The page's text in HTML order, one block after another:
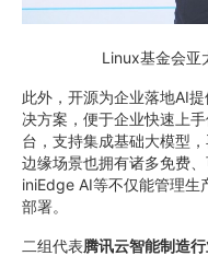
Linux基金会亚
此外，开源为企业落地AI
决方案，便于企业快速上
台，支持集成基础大模型
边缘场景也拥有诸多免费
iniEdge AI等不仅能管理生
部署。
二组代表腾讯云智能制造